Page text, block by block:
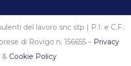
del lavoro snc stp | P.I. e C.F.:
di Rovigo n. 156655 – Privacy
& Cookie Policy